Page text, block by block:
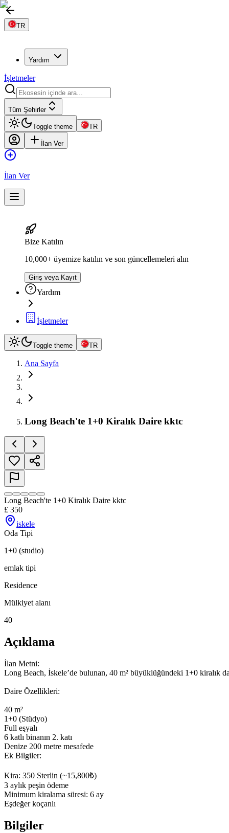
TR
Yardım
İşletmeler
Tüm Şehirler
Toggle theme TR
İlan Ver
İlan Ver
Bize Katılın
10,000+ üyemize katılın ve son güncellemeleri alın
Giriş veya Kayıt
Yardım
İşletmeler
Toggle theme TR
Ana Sayfa
Long Beach'te 1+0 Kiralık Daire kktc
Long Beach'te 1+0 Kiralık Daire kktc
£ 350
iskele
Oda Tipi
1+0 (studio)
emlak tipi
Residence
Mülkiyet alanı
40
Açıklama
İlan Metni:
Long Beach, İskele’de bulunan, 40 m² büyüklüğündeki 1+0 kiralık
Daire Özellikleri:
40 m²
1+0 (Stüdyo)
Full eşyalı
6 katlı binanın 2. katı
Denize 200 metre mesafede
Ek Bilgiler:
Kira: 350 Sterlin (~15,800₺)
3 aylık peşin ödeme
Minimum kiralama süresi: 6 ay
Eşdeğer koçanlı
Bilgiler